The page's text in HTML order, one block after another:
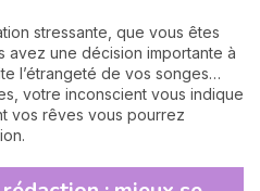
stressante, que vous êtes
une décision importante à
l’étrangeté de vos songes…
votre inconscient vous indique
vos rêves vous pourrez